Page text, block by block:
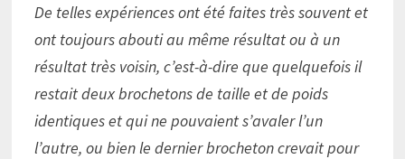
De telles expériences ont été faites très souvent et
ont toujours abouti au même résultat ou à un
résultat très voisin, c’est-à-dire que quelquefois il
restait deux brochetons de taille et de poids
identiques et qui ne pouvaient s’avaler l’un
l’autre, ou bien le dernier brocheton crevait pour